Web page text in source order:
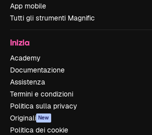
App mobile
Tutti gli strumenti Magnific
Inizia
Academy
Documentazione
Assistenza
Termini e condizioni
Politica sulla privacy
Originali New
Politica dei cookie